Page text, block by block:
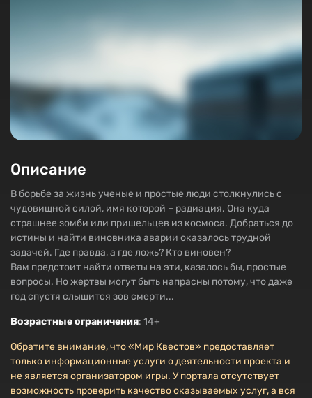
Описание
В борьбе за жизнь ученые и простые люди столкнулись с
чудовищной силой, имя которой – радиация. Она куда
страшнее зомби или пришельцев из космоса. Добраться до
истины и найти виновника аварии оказалось трудной
задачей. Где правда, а где ложь? Кто виновен?
Вам предстоит найти ответы на эти, казалось бы, простые
вопросы. Но жертвы могут быть напрасны потому, что даже
год спустя слышится зов смерти...
Возрастные ограничения: 14+
Обратите внимание, что «Мир Квестов» предоставляет
только информационные услуги о деятельности проекта и
не является организатором игры. У портала отсутствует
возможность проверить качество оказываемых услуг, а вся